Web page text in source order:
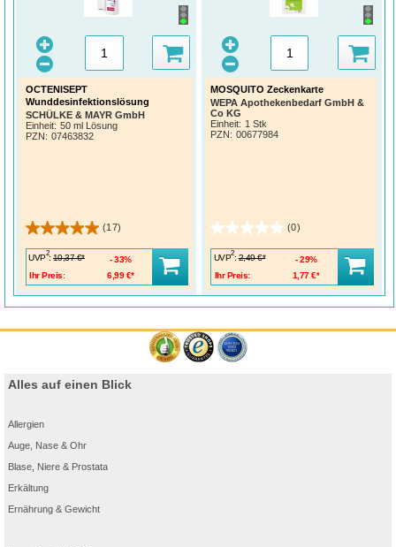
OCTENISEPT
Wunddesinfektionslösung
SCHÜLKE & MAYR GmbH
Einheit: 50 ml Lösung
PZN : 07463832
(17)
UVP
2
: 10,37 €*
Ihr Preis:
6,99 €*
33%
MOSQUITO Zeckenkarte
WEPA Apothekenbedarf GmbH &
Co KG
Einheit: 1 Stk
PZN : 00677984
(0)
UVP
2
: 2,49 €*
Ihr Preis:
1,77 €*
29%
Alles auf einen Blick
Allergien
Auge, Nase & Ohr
Blase, Niere & Prostata
Erkältung
Ernährung & Gewicht